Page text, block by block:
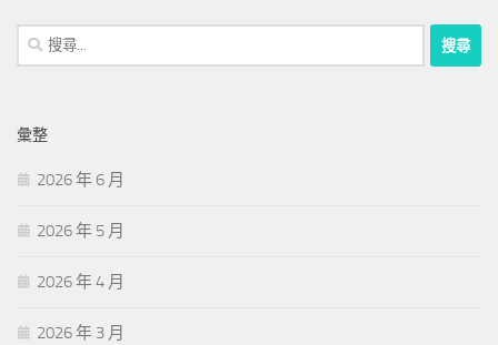
搜
尋
字:
彙整
2026 年 6 月
2026 年 5 月
2026 年 4 月
2026 年 3 月